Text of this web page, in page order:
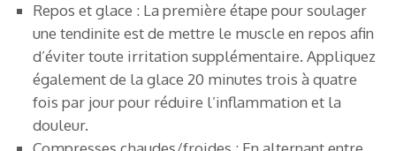
Repos et glace : La première étape pour soulager
une tendinite est de mettre le muscle en repos afin
d’éviter toute irritation supplémentaire. Appliquez
également de la glace 20 minutes trois à quatre
fois par jour pour réduire l’inflammation et la
douleur.